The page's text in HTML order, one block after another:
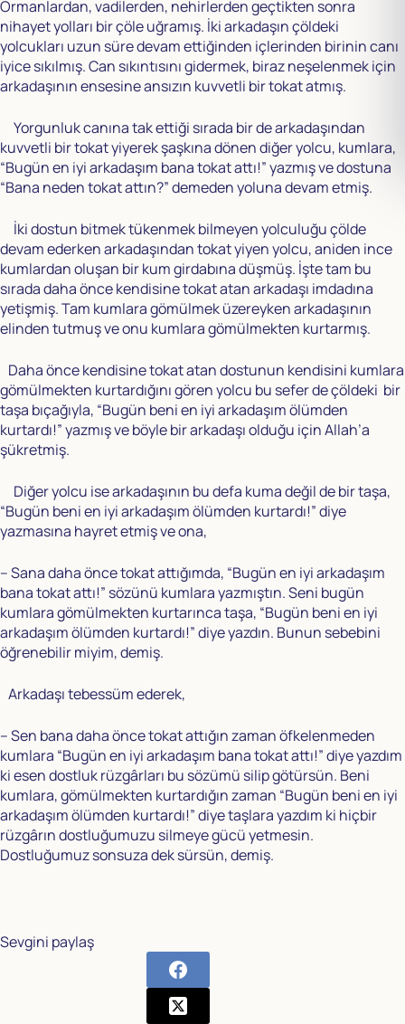
Ormanlardan, vadilerden, nehirlerden geçtikten sonra
nihayet yolları bir çöle uğramış. İki arkadaşın çöldeki
yolcukları uzun süre devam ettiğinden içlerinden birinin canı
iyice sıkılmış. Can sıkıntısını gidermek, biraz neşelenmek için
arkadaşının ensesine ansızın kuvvetli bir tokat atmış.
Yorgunluk canına tak ettiği sırada bir de arkadaşından
kuvvetli bir tokat yiyerek şaşkına dönen diğer yolcu, kumlara,
“Bugün en iyi arkadaşım bana tokat attı!” yazmış ve dostuna
“Bana neden tokat attın?” demeden yoluna devam etmiş.
İki dostun bitmek tükenmek bilmeyen yolculuğu çölde
devam ederken arkadaşından tokat yiyen yolcu, aniden ince
kumlardan oluşan bir kum girdabına düşmüş. İşte tam bu
sırada daha önce kendisine tokat atan arkadaşı imdadına
yetişmiş. Tam kumlara gömülmek üzereyken arkadaşının
elinden tutmuş ve onu kumlara gömülmekten kurtarmış.
Daha önce kendisine tokat atan dostunun kendisini kumlara
gömülmekten kurtardığını gören yolcu bu sefer de çöldeki bir
taşa bıçağıyla, “Bugün beni en iyi arkadaşım ölümden
kurtardı!” yazmış ve böyle bir arkadaşı olduğu için Allah’a
şükretmiş.
Diğer yolcu ise arkadaşının bu defa kuma değil de bir taşa,
“Bugün beni en iyi arkadaşım ölümden kurtardı!” diye
yazmasına hayret etmiş ve ona,
– Sana daha önce tokat attığımda, “Bugün en iyi arkadaşım
bana tokat attı!” sözünü kumlara yazmıştın. Seni bugün
kumlara gömülmekten kurtarınca taşa, “Bugün beni en iyi
arkadaşım ölümden kurtardı!” diye yazdın. Bunun sebebini
öğrenebilir miyim, demiş.
Arkadaşı tebessüm ederek,
– Sen bana daha önce tokat attığın zaman öfkelenmeden
kumlara “Bugün en iyi arkadaşım bana tokat attı!” diye yazdım
ki esen dostluk rüzgârları bu sözümü silip götürsün. Beni
kumlara, gömülmekten kurtardığın zaman “Bugün beni en iyi
arkadaşım ölümden kurtardı!” diye taşlara yazdım ki hiçbir
rüzgârın dostluğumuzu silmeye gücü yetmesin.
Dostluğumuz sonsuza dek sürsün, demiş.
Sevgini paylaş